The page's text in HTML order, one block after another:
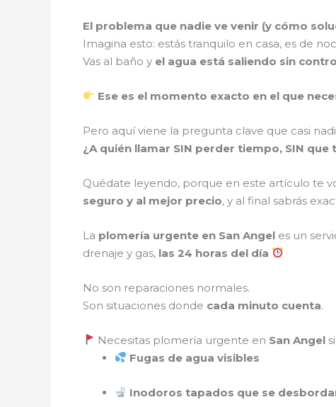
El problema que nadie ve venir (y cómo
Imagina esto: estás tranquilo en casa, es de
Vas al baño y el agua está saliendo sin
Ese es el momento exacto en el que
Pero aquí viene la pregunta clave que casi
¿A quién llamar SIN perder tiempo, SIN
Quédate leyendo, porque en este artículo te
seguro y al mejor precio, y al final sabrás
La plomería urgente en San Angel es un
drenaje y gas, las 24 horas del día
No son reparaciones normales.
Son situaciones donde cada minuto cuenta.
Necesitas plomería urgente en San Angel
Fugas de agua visibles
Inodoros tapados que se